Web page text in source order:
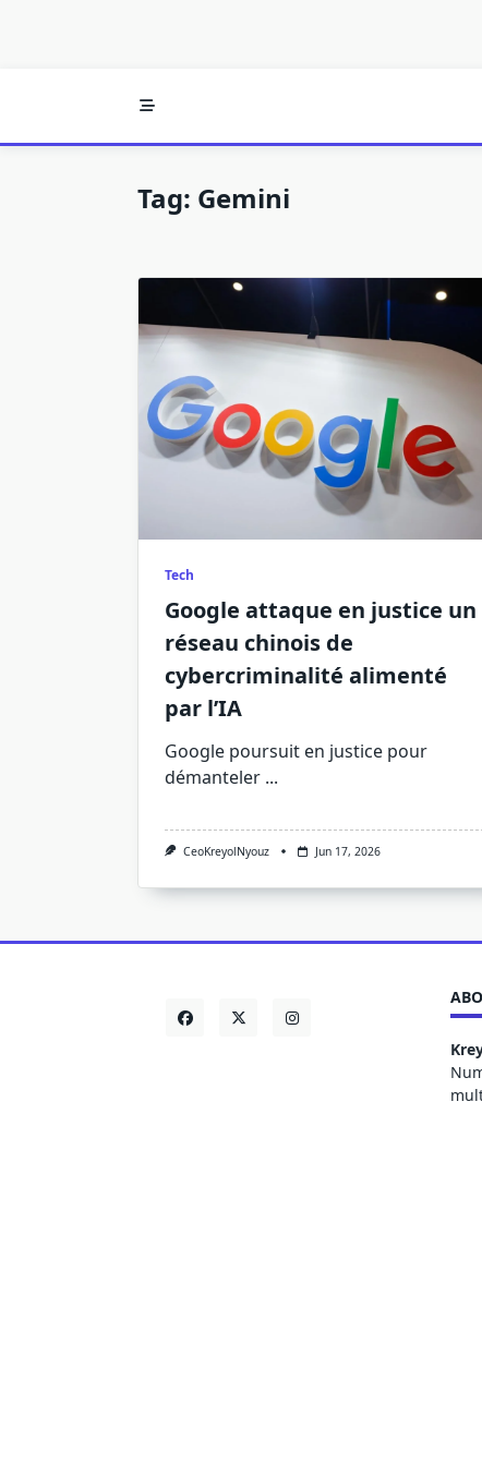
Tag: Gemini
Tech
Google attaque en justice un
réseau chinois de
cybercriminalité alimenté
par l’IA
Google poursuit en justice pour
démanteler ...
CeoKreyolNyouz Jun 17, 2026